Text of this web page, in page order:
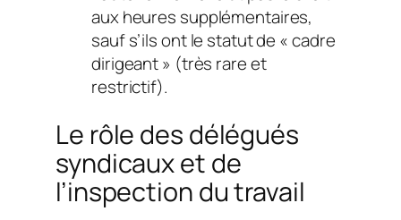
aux heures supplémentaires,
sauf s’ils ont le statut de « cadre
dirigeant » (très rare et
restrictif).
Le rôle des délégués
syndicaux et de
l’inspection du travail